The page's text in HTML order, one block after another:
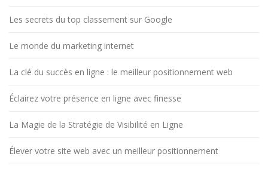
Les secrets du top classement sur Google
Le monde du marketing internet
La clé du succès en ligne : le meilleur positionnement web
Éclairez votre présence en ligne avec finesse
La Magie de la Stratégie de Visibilité en Ligne
Élever votre site web avec un meilleur positionnement